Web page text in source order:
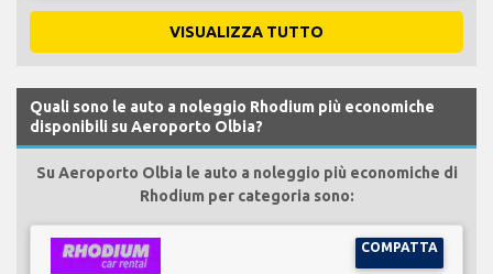
VISUALIZZA TUTTO
Quali sono le auto a noleggio Rhodium più economiche
disponibili su Aeroporto Olbia?
Su Aeroporto Olbia le auto a noleggio più economiche di
Rhodium per categoria sono:
COMPATTA